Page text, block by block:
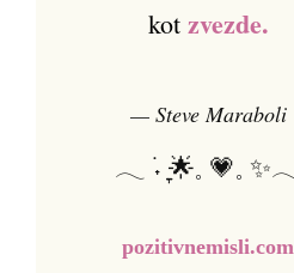
kot zvezde.
— Steve Maraboli
𓂃 ࣪˖ ִֶָ🌟𓈒 💗𓈒 ✨𓂃
pozitivnemisli.com